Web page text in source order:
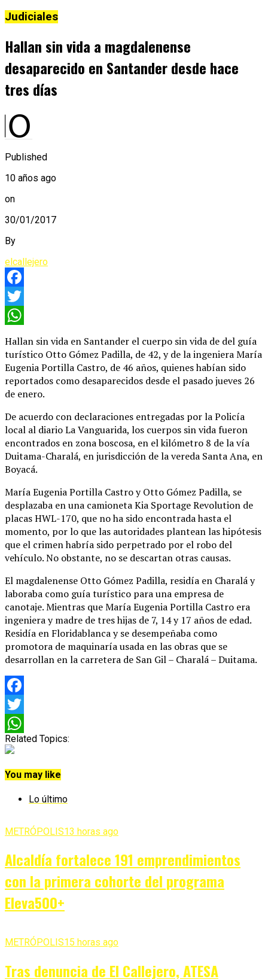
Judiciales
Hallan sin vida a magdalenense
desaparecido en Santander desde hace
tres días
Published
10 años ago
on
30/01/2017
By
elcallejero
Facebook
Twitter
Hallan sin vida en Santander el cuerpo sin vida de del guía
turístico Otto Gómez Padilla, de 42, y de la ingeniera María
Eugenia Portilla Castro, de 46 años, quienes habían sido
reportados como desaparecidos desde el pasado jueves 26
de enero.
De acuerdo con declaraciones entregadas por la Policía
local al diario La Vanguarida, los cuerpos sin vida fueron
encontrados en zona boscosa, en el kilómetro 8 de la vía
Duitama-Charalá, en jurisdicción de la vereda Santa Ana, en
Boyacá.
María Eugenia Portilla Castro y Otto Gómez Padilla, se
desplazaba en una camioneta Kia Sportage Revolution de
placas HWL-170, que no ha sido encontrada hasta el
momento, por lo que las autoridades plantean las hipótesis
que el crimen habría sido perpetrado por el robo del
vehículo. No obstante, no se descartan otras causas.
El magdalenense Otto Gómez Padilla, residía en Charalá y
laboraba como guía turístico para una empresa de
canotaje. Mientras que María Eugenia Portilla Castro era
ingeniera y madre de tres hijas de 7, 14 y 17 años de edad.
Residía en Floridablanca y se desempeñaba como
promotora de maquinaría usada en las obras que se
desarrollan en la carretera de San Gil – Charalá – Duitama.
Facebook
Twitter
WhatsApp
Related Topics:
You may like
Lo último
METRÓPOLIS13 horas ago
Alcaldía fortalece 191 emprendimientos
con la primera cohorte del programa
Eleva500+
METRÓPOLIS15 horas ago
Tras denuncia de El Callejero, ATESA